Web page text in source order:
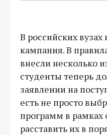
В российских
кампания. В
внесли несколько
студенты теперь
заявлении на
есть не просто
программ в рамках
расставить их в